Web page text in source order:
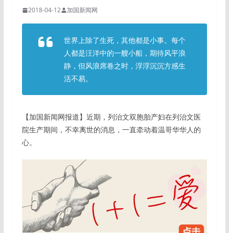
2018-04-12 加国新闻网
世界上除了生死，其他都是小事。每个
人都是汪洋中的一艘小船，期待风平浪
静，但风浪席卷之时，浮浮沉沉方感生
活不易。
【加国新闻网报道】近期，列治文双胞胎产妇在列治文医
院生产期间，不幸离世的消息，一直牵动着温哥华华人的
心。